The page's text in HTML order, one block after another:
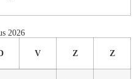
2026
V Z Z